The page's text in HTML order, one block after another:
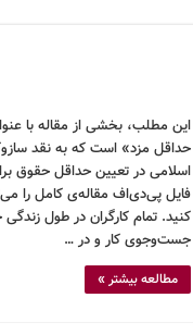
این مطلب، بخشی از مقاله با
حداقل مزد» است که به نقد
اسلامی در تعیین حداقل حقوق
فایل پی‌دی‌اف مقاله‌ی کامل را
کنید. تمام کارگران در طول زندگی
جست‌وجوی کار و در …
مطالعه بیشتر »